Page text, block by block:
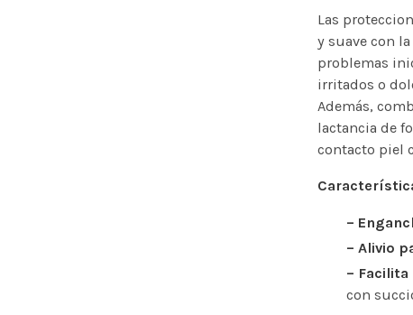
Las
y suave con
problemas
irritados o
Además,
lactancia de
contacto piel
–
– Alivio
–
con